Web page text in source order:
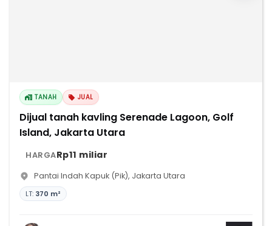
TANAH JUAL
Dijual tanah kavling Serenade Lagoon, Golf
Island, Jakarta Utara
HARGARp11 miliar
Pantai Indah Kapuk (Pik), Jakarta Utara
LT: 370 m²